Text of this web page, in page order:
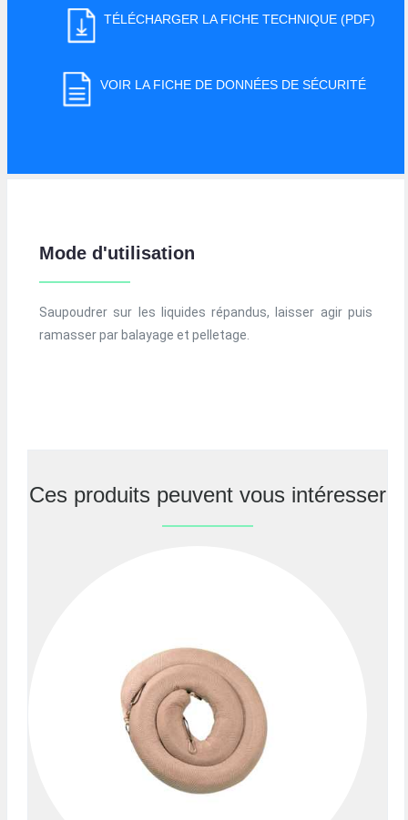
TÉLÉCHARGER LA FICHE TECHNIQUE (PDF)
VOIR LA FICHE DE DONNÉES DE SÉCURITÉ
Mode d'utilisation
Saupoudrer sur les liquides répandus, laisser agir puis
ramasser par balayage et pelletage.
Ces produits peuvent vous intéresser